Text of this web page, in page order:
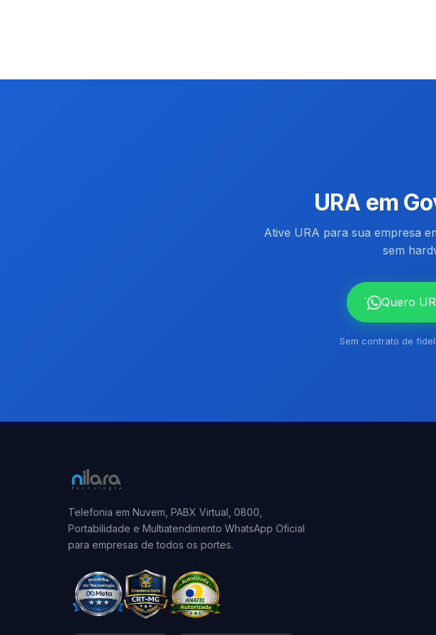
URA em
Ative URA para sua empresa
sem
` Quero
Sem contrato de
Telefonia em Nuvem, PABX Virtual, 0800,
Portabilidade e Multiatendimento WhatsApp Oficial
para empresas de todos os portes.